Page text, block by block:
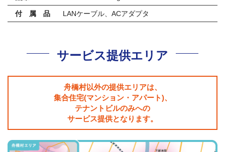
付 属 品 LANケーブル、ACアダプタ
サービス提供エリア
舟橋村以外の提供エリアは、
集合住宅(マンション・アパート)、
テナントビルのみへの
サービス提供となります。